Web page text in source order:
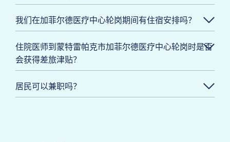
我们在加菲尔德医疗中心轮岗期间有住宿安排吗？
住院医师到蒙特雷帕克市加菲尔德医疗中心轮岗时是否
会获得差旅津贴？
居民可以兼职吗？